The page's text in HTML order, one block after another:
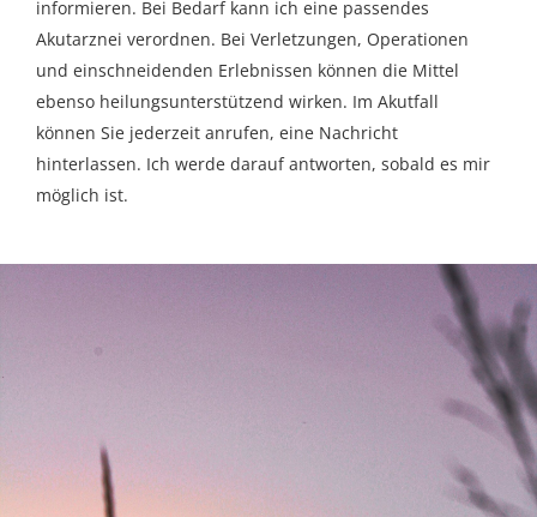
informieren. Bei Bedarf kann ich eine passendes
Akutarznei verordnen. Bei Verletzungen, Operationen
und einschneidenden Erlebnissen können die Mittel
ebenso heilungsunterstützend wirken. Im Akutfall
können Sie jederzeit anrufen, eine Nachricht
hinterlassen. Ich werde darauf antworten, sobald es mir
möglich ist.